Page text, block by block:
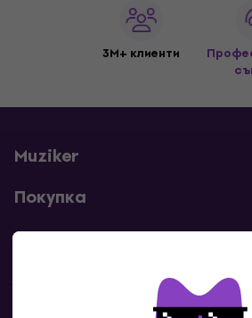
3M+ клиенти
Muziker
Покупка
Полезни линкове